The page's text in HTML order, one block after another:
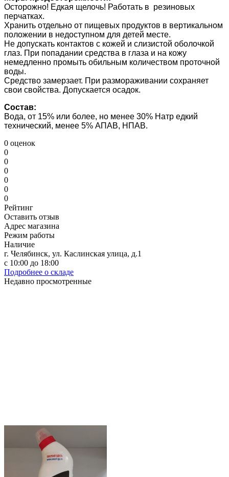
Осторожно! Едкая щелочь! Работать в резиновых
перчатках.
Хранить отдельно от пищевых продуктов в вертикальном
положении в недоступном для детей месте.
Не допускать контактов с кожей и слизистой оболочкой
глаз. При попадании средства в глаза и на кожу
немедленно промыть обильным количеством проточной
воды.
Средство замерзает. При размораживании сохраняет
свои свойства. Допускается осадок.
Состав:
Вода, от 15% или более, но менее 30% Натр едкий
технический, менее 5% АПАВ, НПАВ.
0 оценок
0
0
0
0
0
0
Рейтинг
Оставить отзыв
Адрес магазина
Режим работы
Наличие
г. Челябинск, ул. Каслинская улица, д.1
с 10:00 до 18:00
Подробнее о складе
Недавно просмотренные